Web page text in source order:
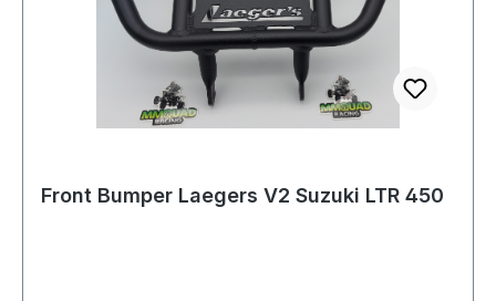
Front Bumper Laegers V2 Suzuki LTR 450